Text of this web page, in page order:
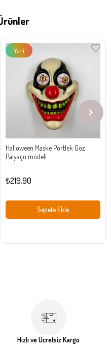
Halloween Maske Pörtlek Göz
Palyaço modeli
₺219,90
Sepete Ekle
Yeni
Hızlı ve Ücretsiz Kargo